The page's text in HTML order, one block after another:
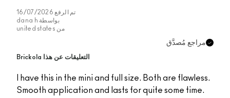
تم الرفع 16/07/2026
بواسطة dana h
من united states
مراجع مُصدَّق
التعليقات عن هذا Brickola
I have this in the mini and full size. Both are flawless.
Smooth application and lasts for quite some time.